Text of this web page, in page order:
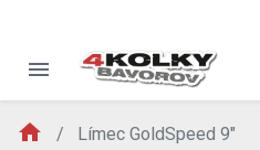
menu
home Límec GoldSpeed 9"